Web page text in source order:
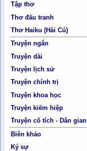
Tập thơ
Thơ đấu tranh
Thơ Haiku (Hài Cú)
Truyện ngắn
Truyện dài
Truyện lịch sử
Truyện chính trị
Truyện khoa học
Truyện kiếm hiệp
Truyện cổ tích - Dân gian
Biên khảo
Ký sự